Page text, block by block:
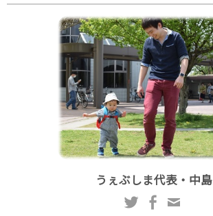
うぇぶしま代表・中島